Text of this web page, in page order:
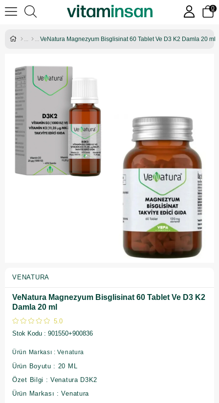
0
VeNatura Magnezyum Bisglisinat 60 Tablet Ve D3 K2 Damla 20 ml
VENATURA
VeNatura Magnezyum Bisglisinat 60 Tablet Ve D3 K2
Damla 20 ml
5.0
Stok Kodu
901550+900836
Ürün Markası : Venatura
Ürün Boyutu : 20 ML
Özet Bilgi : Venatura D3K2
Ürün Markası : Venatura